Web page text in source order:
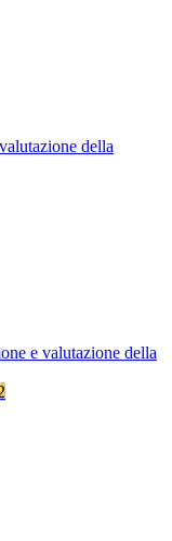
della
e valutazione della